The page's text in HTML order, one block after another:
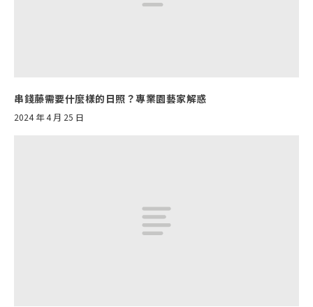
串錢藤需要什麼樣的日照？專業園藝家解惑
2024 年 4 月 25 日